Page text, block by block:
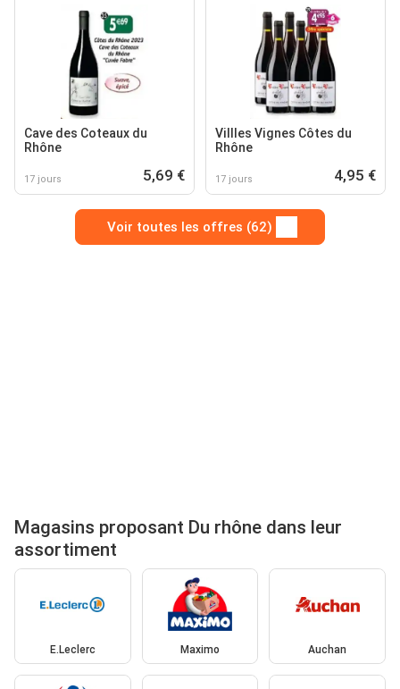
Cave des Coteaux du
Rhône
17 jours 5,69 €
Villles Vignes Côtes du
Rhône
17 jours 4,95 €
Voir toutes les offres (62)
Magasins proposant Du rhône dans leur
assortiment
E.Leclerc Maximo Auchan